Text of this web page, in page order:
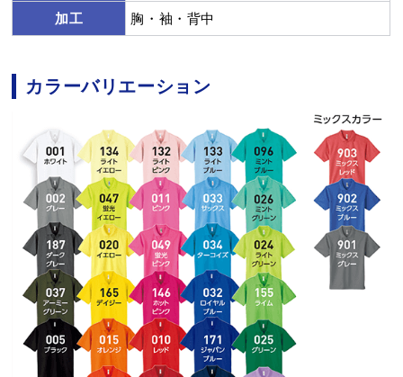
加工 胸・袖・背中
カラーバリエーション